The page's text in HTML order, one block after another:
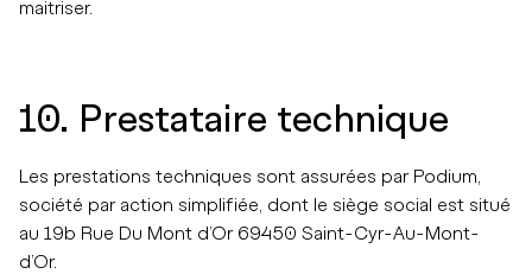
maitriser.
10. Prestataire technique
Les prestations techniques sont assurées par Podium,
société par action simplifiée, dont le siège social est situé
au 19b Rue Du Mont d’Or 69450 Saint-Cyr-Au-Mont-
d’Or.